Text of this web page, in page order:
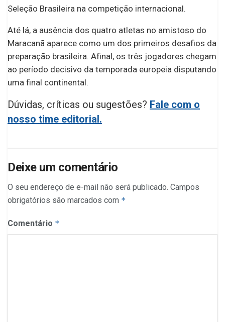
Seleção Brasileira na competição internacional.
Até lá, a ausência dos quatro atletas no amistoso do
Maracanã aparece como um dos primeiros desafios da
preparação brasileira. Afinal, os três jogadores chegam
ao período decisivo da temporada europeia disputando
uma final continental.
Dúvidas, críticas ou sugestões? Fale com o
nosso time editorial.
Deixe um comentário
O seu endereço de e-mail não será publicado. Campos
obrigatórios são marcados com *
Comentário *